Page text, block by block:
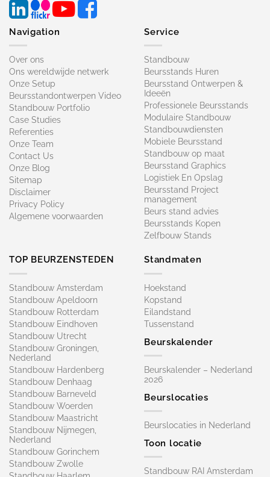
Navigation
Over ons
Ons wereldwijde netwerk
Onze Setup
Beursstandontwerpen Video
Standbouw Portfolio
Case Studies
Referenties
Onze Team
Contact Us
Onze Blog
Sitemap
Disclaimer
Privacy Policy
Algemene voorwaarden
Service
Standbouw
Beursstands Huren
Beursstand Ontwerpen &
Ideeën
Professionele Beursstands
Modulaire Standbouw
Standbouwdiensten
Mobiele Beursstand
Standbouw op maat​
Beursstand Graphics
Logistiek En Opslag
Beursstand Project
management
Beurs stand advies
Beursstands Kopen
Zelfbouw Stands
TOP BEURZENSTEDEN
Standbouw Amsterdam
Standbouw Apeldoorn
Standbouw Rotterdam
Standbouw Eindhoven
Standbouw Utrecht
Standbouw Groningen,
Nederland
Standbouw Hardenberg
Standbouw Denhaag
Standbouw Barneveld
Standbouw Woerden
Standbouw Maastricht
Standbouw Nijmegen,
Nederland
Standbouw Gorinchem
Standbouw Zwolle
Standmaten
Hoekstand
Kopstand
Eilandstand
Tussenstand
Beurskalender
Beurskalender – Nederland
2026
Beurslocaties
Beurslocaties in Nederland
Toon locatie
Standbouw RAI Amsterdam